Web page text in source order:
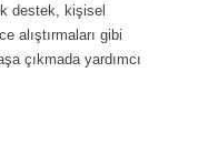
destek, kişisel
alıştırmaları gibi
çıkmada yardımcı